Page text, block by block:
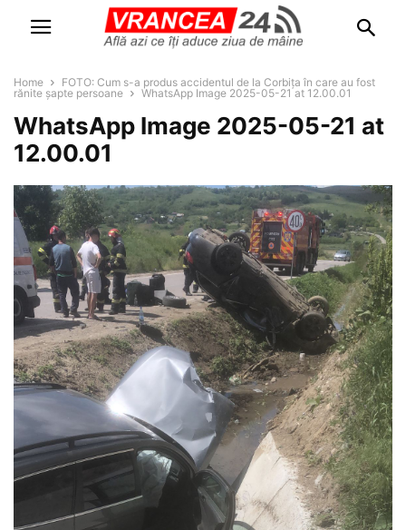
Home
FOTO: Cum s-a produs accidentul de la Corbița în care au fost
rănite șapte persoane
WhatsApp Image 2025-05-21 at 12.00.01
WhatsApp Image 2025-05-21 at
12.00.01